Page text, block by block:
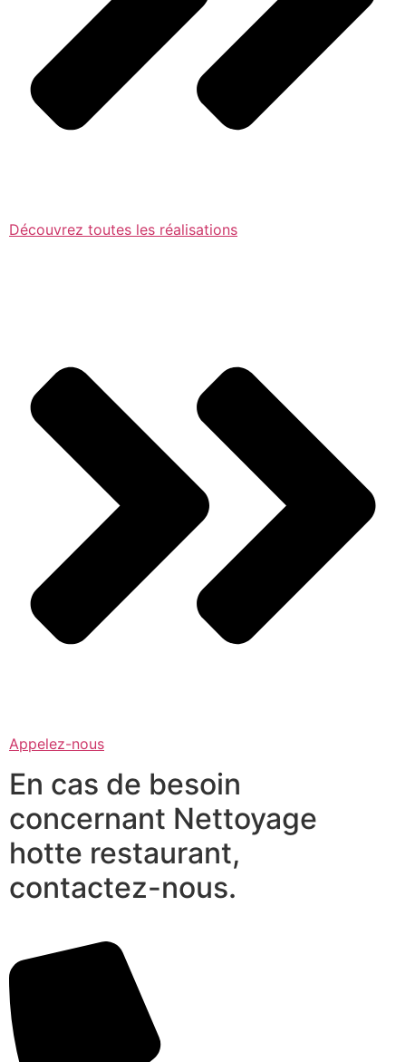
Découvrez toutes les réalisations
Appelez-nous
En cas de besoin
concernant Nettoyage
hotte restaurant,
contactez-nous.